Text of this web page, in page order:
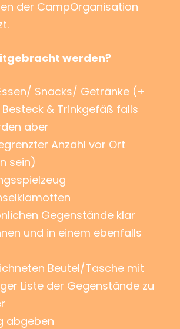
der CampOrganisation
werden?
Snacks/ Getränke (+
& Trinkgefäß falls
aber
Anzahl vor Ort
sein)
Gegenstände klar
und in einem ebenfalls
Beutel/Tasche mit
Liste der Gegenstände zu
abgeben